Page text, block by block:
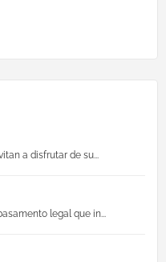
a disfrutar de su...
legal que in...